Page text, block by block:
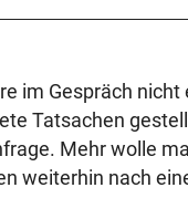
im Gespräch
Tatsachen
Mehr wolle
weiterhin nach